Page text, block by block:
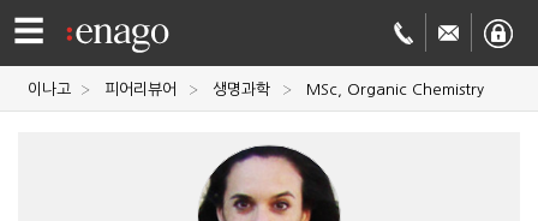
☰
영문
이나고 피어리뷰어 생명과학 MSc, Organic Chemistry